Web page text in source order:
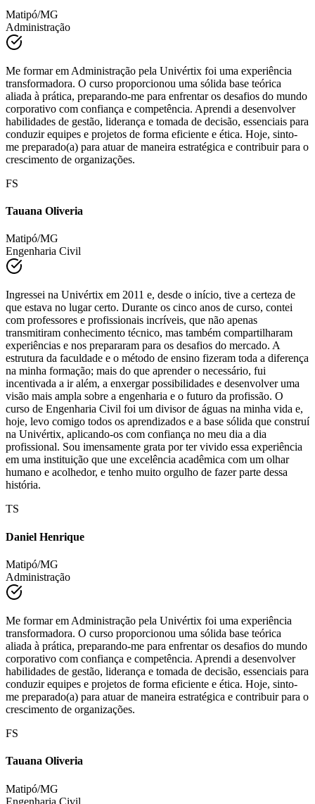
Administração
transformadora. O curso proporcionou uma sólida base teórica
aliada à prática, preparando-me para enfrentar os desafios do mundo
corporativo com confiança e competência. Aprendi a desenvolver
habilidades de gestão, liderança e tomada de decisão, essenciais para
conduzir equipes e projetos de forma eficiente e ética. Hoje, sinto-
me preparado(a) para atuar de maneira estratégica e contribuir para o
crescimento de organizações.
Engenharia Civil
que estava no lugar certo. Durante os cinco anos de curso, contei
com professores e profissionais incríveis, que não apenas
transmitiram conhecimento técnico, mas também compartilharam
experiências e nos prepararam para os desafios do mercado. A
estrutura da faculdade e o método de ensino fizeram toda a diferença
na minha formação; mais do que aprender o necessário, fui
incentivada a ir além, a enxergar possibilidades e desenvolver uma
visão mais ampla sobre a engenharia e o futuro da profissão. O
curso de Engenharia Civil foi um divisor de águas na minha vida e,
hoje, levo comigo todos os aprendizados e a base sólida que construí
na Univértix, aplicando-os com confiança no meu dia a dia
profissional. Sou imensamente grata por ter vivido essa experiência
em uma instituição que une excelência acadêmica com um olhar
humano e acolhedor, e tenho muito orgulho de fazer parte dessa
história.
Administração
transformadora. O curso proporcionou uma sólida base teórica
aliada à prática, preparando-me para enfrentar os desafios do mundo
corporativo com confiança e competência. Aprendi a desenvolver
habilidades de gestão, liderança e tomada de decisão, essenciais para
conduzir equipes e projetos de forma eficiente e ética. Hoje, sinto-
me preparado(a) para atuar de maneira estratégica e contribuir para o
crescimento de organizações.
Engenharia Civil